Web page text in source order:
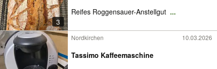
3
Reifes Roggensauer-Anstellgut ...
Nordkirchen 10.03.2026
Tassimo Kaffeemaschine